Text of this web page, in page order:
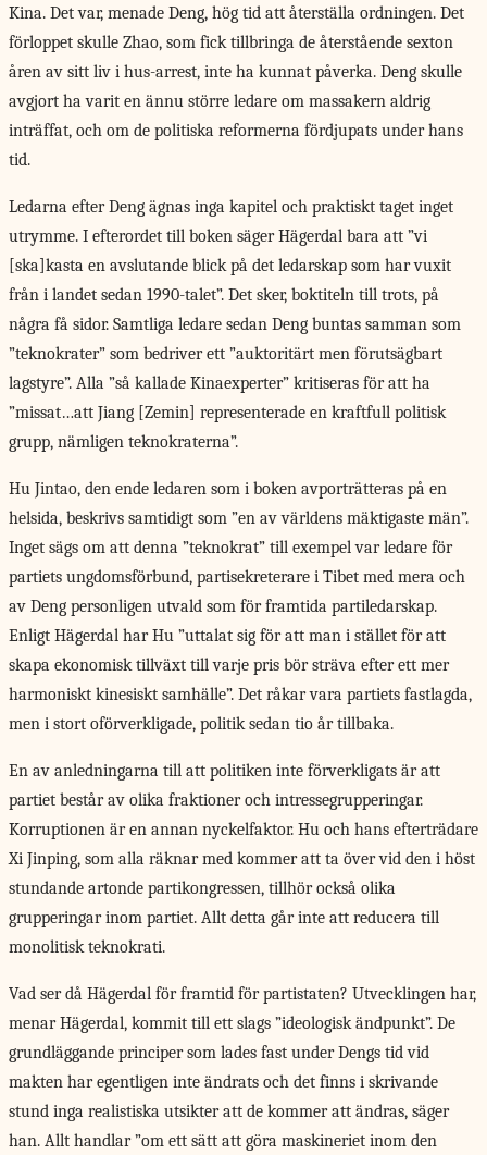
Kina. Det var, menade Deng, hög tid att återställa ordningen. Det
förloppet skulle Zhao, som fick tillbringa de återstående sexton
åren av sitt liv i hus-arrest, inte ha kunnat påverka. Deng skulle
avgjort ha varit en ännu större ledare om massakern aldrig
inträffat, och om de politiska reformerna fördjupats under hans
tid.
Ledarna efter Deng ägnas inga kapitel och praktiskt taget inget
utrymme. I efterordet till boken säger Hägerdal bara att ”vi
[ska]kasta en avslutande blick på det ledarskap som har vuxit
från i landet sedan 1990-talet”. Det sker, boktiteln till trots, på
några få sidor. Samtliga ledare sedan Deng buntas samman som
”teknokrater” som bedriver ett ”auktoritärt men förutsägbart
lagstyre”. Alla ”så kallade Kinaexperter” kritiseras för att ha
”missat…att Jiang [Zemin] representerade en kraftfull politisk
grupp, nämligen teknokraterna”.
Hu Jintao, den ende ledaren som i boken avporträtteras på en
helsida, beskrivs samtidigt som ”en av världens mäktigaste män”.
Inget sägs om att denna ”teknokrat” till exempel var ledare för
partiets ungdomsförbund, partisekreterare i Tibet med mera och
av Deng personligen utvald som för framtida partiledarskap.
Enligt Hägerdal har Hu ”uttalat sig för att man i stället för att
skapa ekonomisk tillväxt till varje pris bör sträva efter ett mer
harmoniskt kinesiskt samhälle”. Det råkar vara partiets fastlagda,
men i stort oförverkligade, politik sedan tio år tillbaka.
En av anledningarna till att politiken inte förverkligats är att
partiet består av olika fraktioner och intressegrupperingar.
Korruptionen är en annan nyckelfaktor. Hu och hans efterträdare
Xi Jinping, som alla räknar med kommer att ta över vid den i höst
stundande artonde partikongressen, tillhör också olika
grupperingar inom partiet. Allt detta går inte att reducera till
monolitisk teknokrati.
Vad ser då Hägerdal för framtid för partistaten? Utvecklingen har,
menar Hägerdal, kommit till ett slags ”ideologisk ändpunkt”. De
grundläggande principer som lades fast under Dengs tid vid
makten har egentligen inte ändrats och det finns i skrivande
stund inga realistiska utsikter att de kommer att ändras, säger
han. Allt handlar ”om ett sätt att göra maskineriet inom den